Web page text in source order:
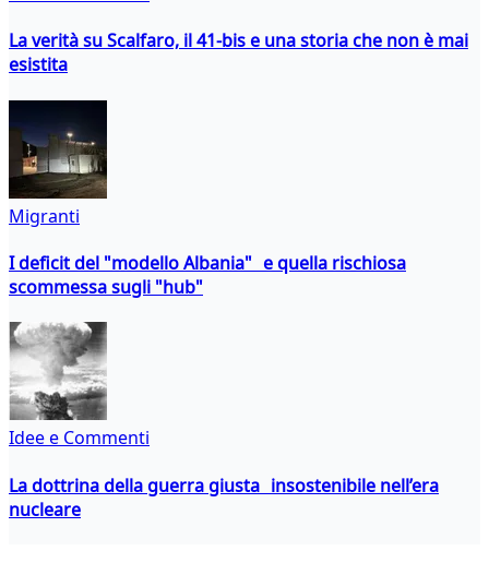
La verità su Scalfaro, il 41-bis e una storia che non è mai
esistita
Migranti
I deficit del "modello Albania" e quella rischiosa
scommessa sugli "hub"
Idee e Commenti
La dottrina della guerra giusta insostenibile nell’era
nucleare